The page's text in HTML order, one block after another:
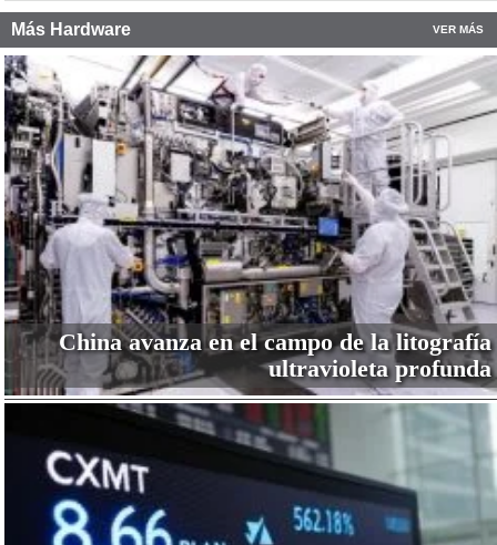
Más Hardware VER MÁS
China avanza en el campo de la litografía
ultravioleta profunda